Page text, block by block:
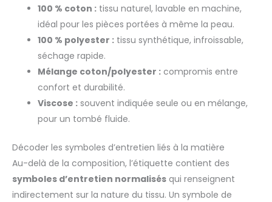
100 % coton : tissu naturel, lavable en machine,
idéal pour les pièces portées à même la peau.
100 % polyester : tissu synthétique, infroissable,
séchage rapide.
Mélange coton/polyester : compromis entre
confort et durabilité.
Viscose : souvent indiquée seule ou en mélange,
pour un tombé fluide.
Décoder les symboles d’entretien liés à la matière
Au-delà de la composition, l’étiquette contient des
symboles d’entretien normalisés qui renseignent
indirectement sur la nature du tissu. Un symbole de